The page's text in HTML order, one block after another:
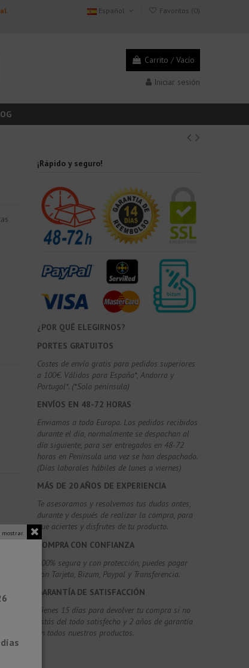
Español Favoritos (0)
Carrito / Vacío
Iniciar sesión
¡Rápido y seguro!
¿POR QUÉ ELEGIRNOS?
PORTES GRATUITOS
Costes de envío gratis para pedidos superiores
a 100€. Válidos para España*, Andorra y
Portugal*. (*Solo península)
ENVÍOS EN 48-72 HORAS
Enviamos a toda Europa. Los pedidos recibidos
durante el día, normalmente se despachan al
día siguiente, para ser entregados en 48-72
horas en Península una vez se han despachado.
(Días laborales hábiles de lunes a viernes)
MÁS DE 20 AÑOS DE EXPERIENCIA
Te asesoramos y resolvemos tus dudas antes,
durante y después de realizar la compra, para
que aciertes y disfrutes de tu producto.
COMPRA CON CONFIANZA
100% segura y con protección, puedes pagar
con Tarjeta, Bizum, Paypal y Transferencia.
GARANTÍA DE SATISFACCIÓN
Tienes 15 días para devolver tu compra si no
estás del todo satisfecho y 2 años de garantía
en todos nuestros productos.
mostrar.